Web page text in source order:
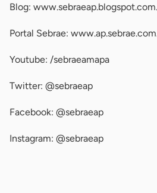
Blog:
Portal Sebrae:
Youtube: /sebraeamapa
Twitter: @sebraeap
Facebook: @sebraeap
Instagram: @sebraeap